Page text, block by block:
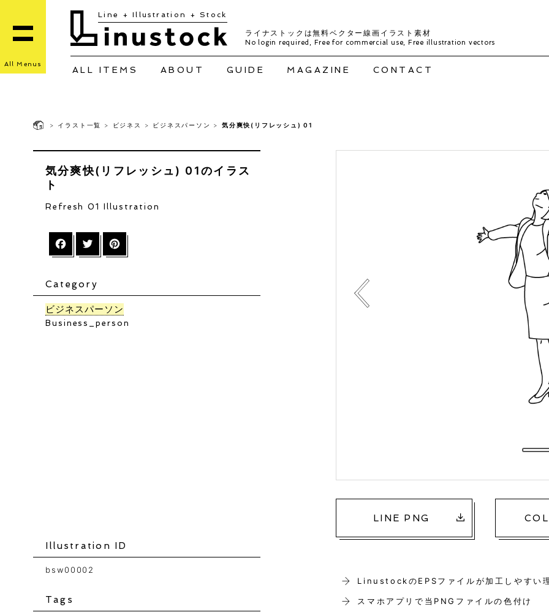
Line + Illustration + Stock
ライナストックは無料ベクター線画イラスト素材
No login required, Free for commercial use, Free illustration vectors
ALL ITEMS ABOUT GUIDE MAGAZINE CONTACT
All Menus
> イラスト一覧 > ビジネス > ビジネスパーソン > 気分爽快(リフレッシュ) 01
気分爽快(リフレッシュ) 01のイラス
ト
Refresh 01 Illustration
FacebookTwitter Pinterest
Category
ビジネスパーソン
Business_person
Illustration ID
bsw00002
Tags
LINE PNG
LinustockのEPSファイルが加工しやすい
スマホアプリで当PNGファイルの色付け